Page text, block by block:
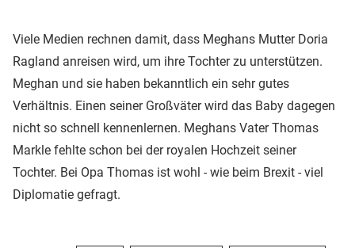
Viele Medien rechnen damit, dass Meghans Mutter Doria
Ragland anreisen wird, um ihre Tochter zu unterstützen.
Meghan und sie haben bekanntlich ein sehr gutes
Verhältnis. Einen seiner Großväter wird das Baby dagegen
nicht so schnell kennenlernen. Meghans Vater Thomas
Markle fehlte schon bei der royalen Hochzeit seiner
Tochter. Bei Opa Thomas ist wohl - wie beim Brexit - viel
Diplomatie gefragt.